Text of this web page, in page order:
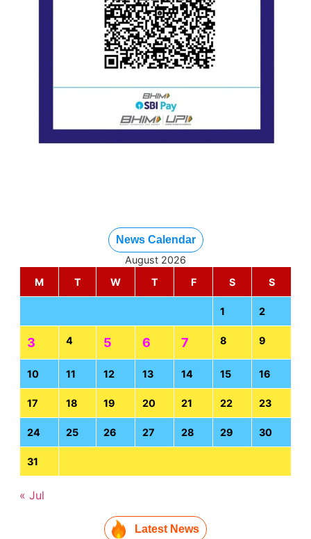
News Calendar
August 2026
M
T W T F S S
1 2
3 4 5 6 7 8 9
10 11 12 13 14 15 16
17 18 19 20 21 22 23
24 25 26 27 28 29 30
31
« Jul
Latest News